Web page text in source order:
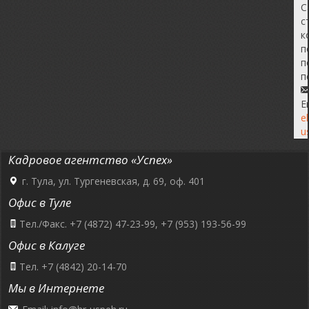
Кадровое агентство «Успех»
г. Тула, ул. Тургеневская, д. 69, оф. 401
Офис в Туле
Тел./Факс. +7 (4872) 47-23-99, +7 (953) 193-56-99
Офис в Калуге
Тел. +7 (4842) 20-14-70
Мы в Интернете